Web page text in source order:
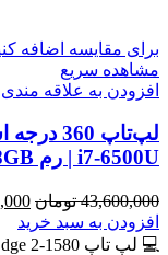
برای مقایسه اضافه
مشاهده سریع
افزودن به علاقه مندی
i7-6500U | رم 8GB | حافظه SSD 256GB لمسی
43,600,000 تومان
اصلیافزودن به سبد خرید